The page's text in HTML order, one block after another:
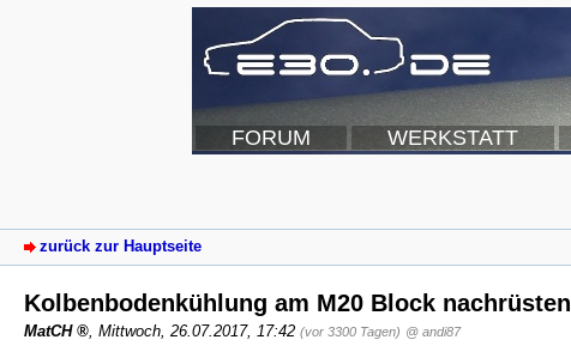
FORUM WERKSTATT
zurück zur Hauptseite
Kolbenbodenkühlung am M20 Block nachrüsten
MatCH Mittwoch, 26.07.2017, 17:42 (vor 3300 Tagen) @ andi87